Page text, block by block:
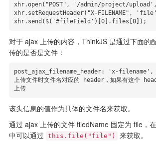
xhr.open("POST", '/admin/project/
xhr.setRequestHeader("X-FILENAME",
xhr.send($('#fileField')[0].files[0]);
对于 ajax 上传的内容，ThinkJS 是通过下面的
传的是否是文件：
post_ajax_filename_header: 'x-
上传文件时文件名对应的 header，如果有这个
上传
该头信息的值作为具体的文件名来获取。
通过 ajax 上传的文件 filedName 固定为 file，
中可以通过 this.file("file")
来获取。